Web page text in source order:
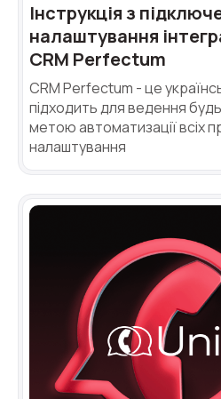
Інструкція з
налаштування
CRM Perfectum
CRM Perfectum - це
підходить для ведення
метою автоматизації всіх
налаштування